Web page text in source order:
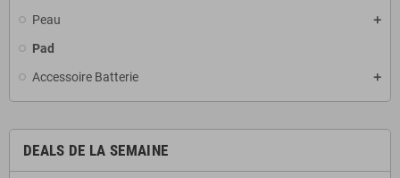
Peau
Pad
Accessoire Batterie
DEALS DE LA SEMAINE